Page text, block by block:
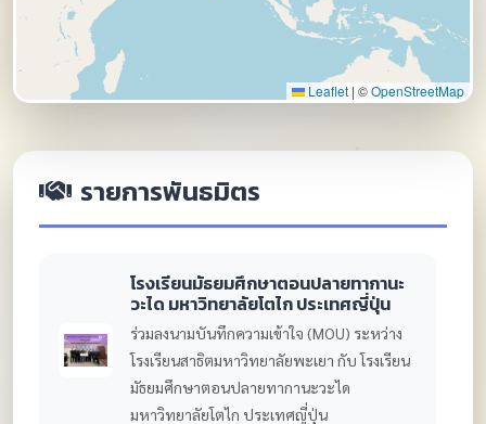
Leaflet | © OpenStreetMap
รายการพันธมิตร
โรงเรียนมัธยมศึกษาตอนปลายทากานะ
วะได มหาวิทยาลัยโตไก ประเทศญี่ปุ่น
ร่วมลงนามบันทึกความเข้าใจ (MOU) ระหว่าง
โรงเรียนสาธิตมหาวิทยาลัยพะเยา กับ โรงเรียน
มัธยมศึกษาตอนปลายทากานะวะได
มหาวิทยาลัยโตไก ประเทศญี่ปุ่น